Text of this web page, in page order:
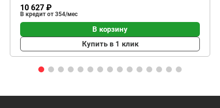
10 627 ₽
В кредит от 354/мес
В корзину
Купить в 1 клик